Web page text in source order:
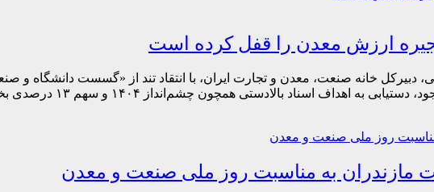
ارزش معدن را قفل کرده است
دبیرکل خانه صنعت، معدن و تجارت ایران، با انتقاد تند از «گسست
همچون چشم‌انداز ۱۴۰۴ و سهم ۱۳ درصدی بخش معدن از اقتصاد عملاً ناممکن است.
مازندران به مناسبت روز ملی صنعت و معدن